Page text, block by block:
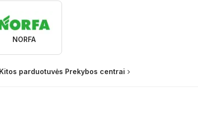
NORFA
Kitos parduotuvės Prekybos centrai